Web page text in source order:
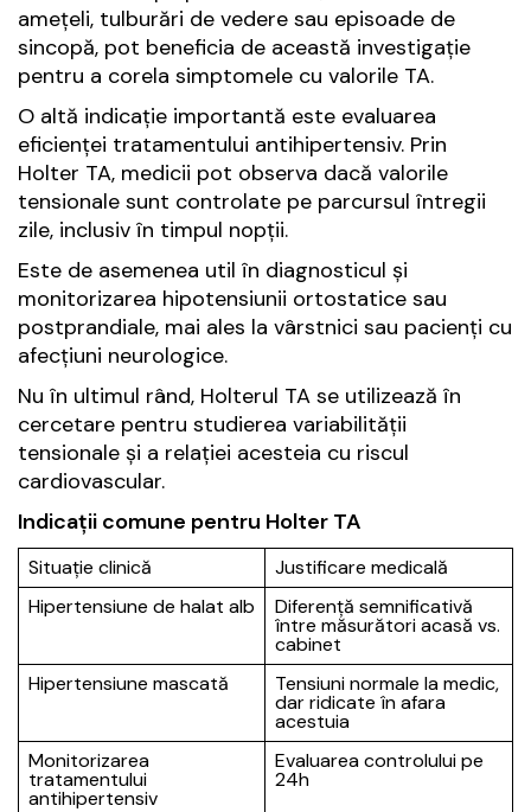
amețeli, tulburări de vedere sau episoade de
sincopă, pot beneficia de această investigație
pentru a corela simptomele cu valorile TA.
O altă indicație importantă este evaluarea
eficienței tratamentului antihipertensiv. Prin
Holter TA, medicii pot observa dacă valorile
tensionale sunt controlate pe parcursul întregii
zile, inclusiv în timpul nopții.
Este de asemenea util în diagnosticul și
monitorizarea hipotensiunii ortostatice sau
postprandiale, mai ales la vârstnici sau pacienți cu
afecțiuni neurologice.
Nu în ultimul rând, Holterul TA se utilizează în
cercetare pentru studierea variabilității
tensionale și a relației acesteia cu riscul
cardiovascular.
Indicații comune pentru Holter TA
Situație clinică
Justificare medicală
Hipertensiune de halat alb
Diferență semnificativă
între măsurători acasă vs.
cabinet
Hipertensiune mascată
Tensiuni normale la medic,
dar ridicate în afara
acestuia
Monitorizarea
tratamentului
antihipertensiv
Evaluarea controlului pe
24h